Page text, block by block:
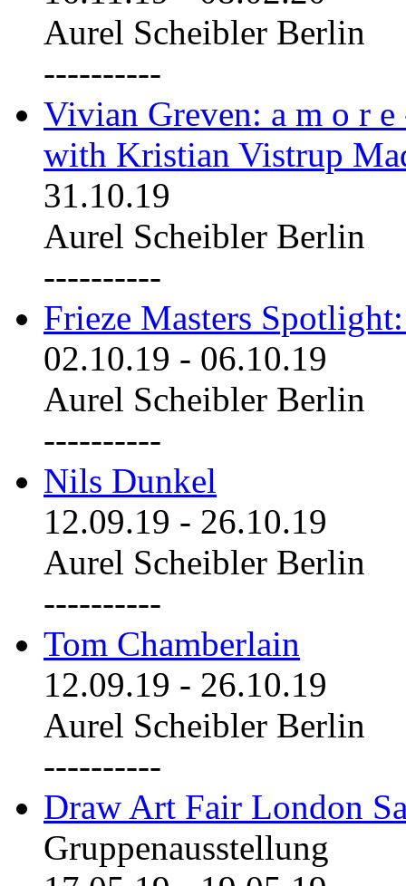
Aurel Scheibler Berlin
----------
Vivian Greven: a m o r
with Kristian Vistrup
31.10.19
Aurel Scheibler Berlin
----------
Frieze Masters
02.10.19 - 06.10.19
Aurel Scheibler Berlin
----------
Nils Dunkel
12.09.19 - 26.10.19
Aurel Scheibler Berlin
----------
Tom Chamberlain
12.09.19 - 26.10.19
Aurel Scheibler Berlin
----------
Draw Art Fair London
Gruppenausstellung